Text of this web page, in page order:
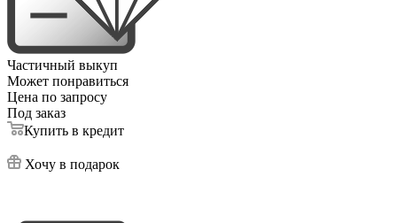
Частичный выкуп
Может понравиться
Цена по запросу
Под заказ
Купить в кредит
Хочу в подарок